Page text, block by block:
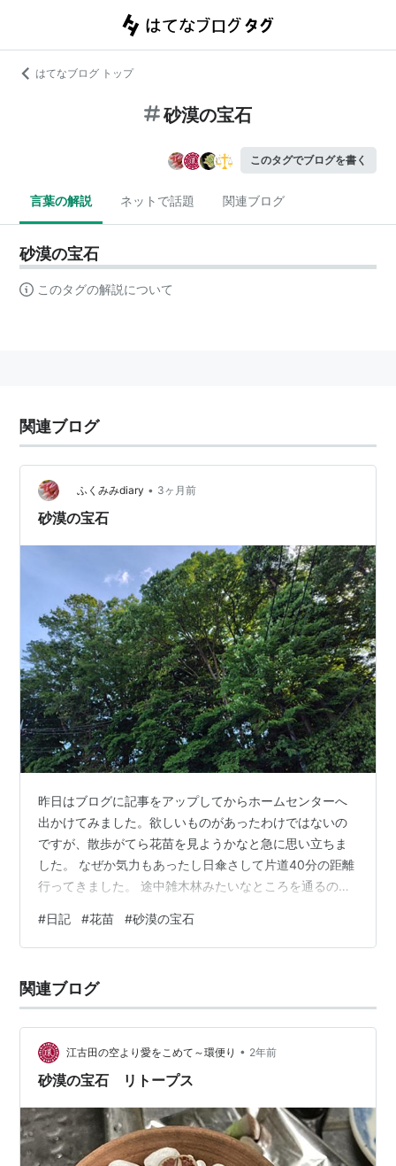
はてなブログ トップ
砂漠の宝石
このタグでブログを書く
言葉の解説 ネットで話題 関連ブログ
砂漠の宝石
このタグの解説について
関連ブログ
ふくみみdiary • 3ヶ月前
砂漠の宝石
昨日はブログに記事をアップしてからホームセンターへ
出かけてみました。欲しいものがあったわけではないの
ですが、散歩がてら花苗を見ようかなと急に思い立ちま
した。 なぜか気力もあったし日傘さして片道40分の距離
行ってきました。 途中雑木林みたいなところを通るので
すか？と思ってググってみたら、7月半ばまでホーホケキ
ョなんですって。冬の終わりから春にかけてだけだと思
ぉ〜っとしました。暑いから歩いている人も少なかった
です。ホームセンターまでの道のりは日陰がないので。
#日記 #花苗 #砂漠の宝石
関連ブログ
江古田の空より愛をこめて～環便り • 2年前
砂漠の宝石 リトープス